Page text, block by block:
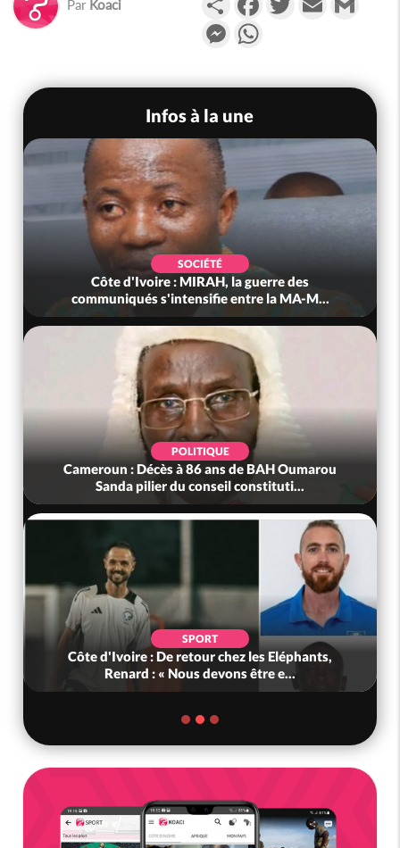
Par Koaci
Messenger
Infos à la une
SOCIÉTÉ
Côte d'Ivoire : MIRAH, la guerre des
communiqués s'intensifie entre la MA-M...
POLITIQUE
Cameroun : Décès à 86 ans de BAH Oumarou
Sanda pilier du conseil constituti...
SPORT
Côte d'Ivoire : De retour chez les Eléphants,
Renard : « Nous devons être e...